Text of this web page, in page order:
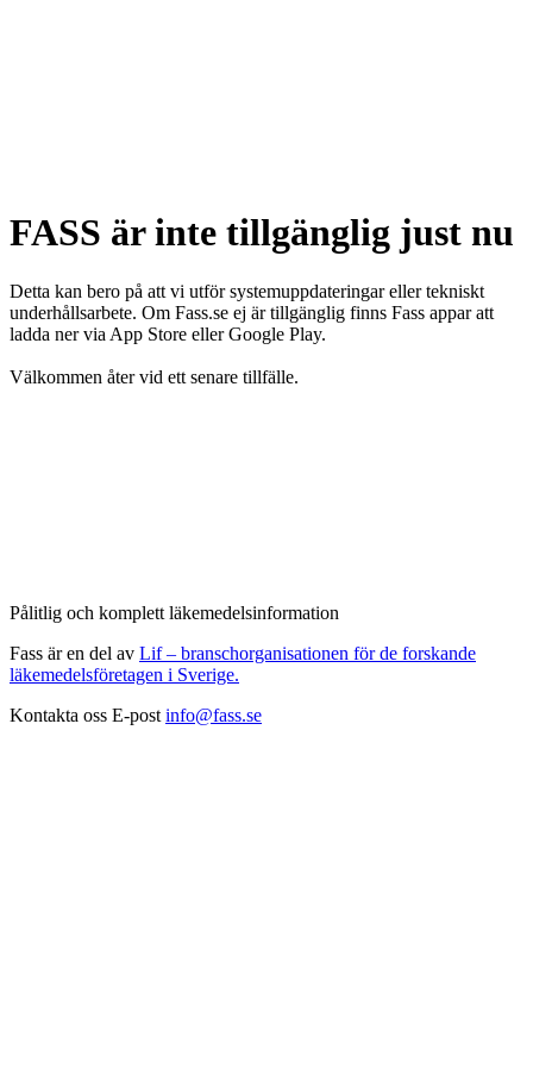
FASS är inte tillgänglig just nu
Detta kan bero på att vi utför systemuppdateringar eller tekniskt
underhållsarbete. Om Fass.se ej är tillgänglig finns Fass appar att
ladda ner via App Store eller Google Play.
Välkommen åter vid ett senare tillfälle.
Pålitlig och komplett läkemedelsinformation
Fass är en del av Lif – branschorganisationen för de forskande
läkemedelsföretagen i Sverige.
Kontakta oss E-post info@fass.se